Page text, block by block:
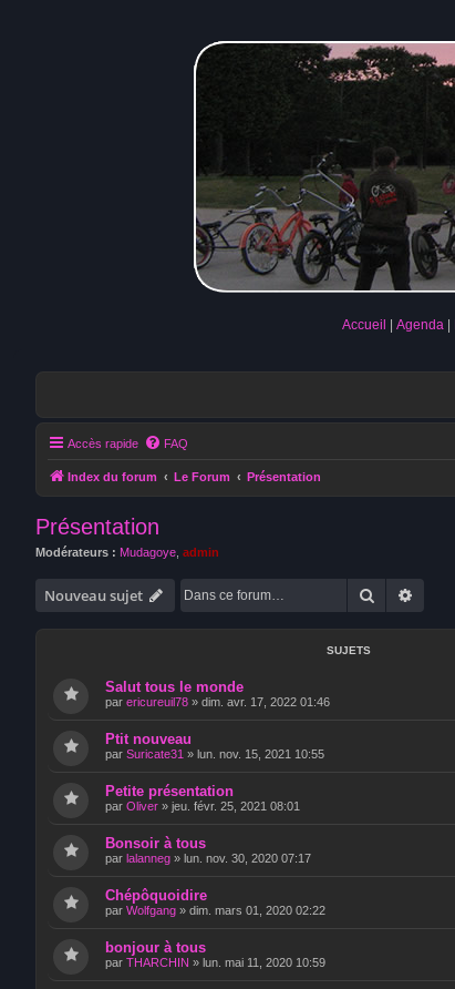
Accueil Agenda
Accès rapide FAQ
Index du forum Le Forum Présentation
Présentation
Modérateurs : Mudagoye admin
Nouveau sujet Rechercher
SUJETS
Salut tous le monde
par ericureuil78 » dim. avr. 17, 2022 01:46
Ptit nouveau
par Suricate31 » lun. nov. 15, 2021 10:55
Petite présentation
par Oliver » jeu. févr. 25, 2021 08:01
Bonsoir à tous
par lalanneg » lun. nov. 30, 2020 07:17
Chépôquoidire
par Wolfgang » dim. mars 01, 2020 02:22
bonjour à tous
par THARCHIN » lun. mai 11, 2020 10:59